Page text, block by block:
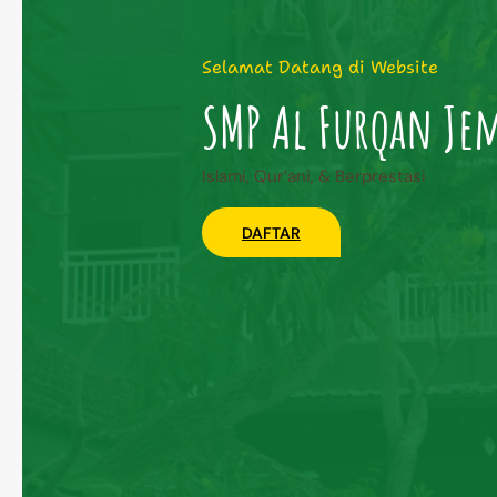
Selamat Datang di Website
SMP Al Furqan
Islami, Qur’ani, & Berprestasi
DAFTAR